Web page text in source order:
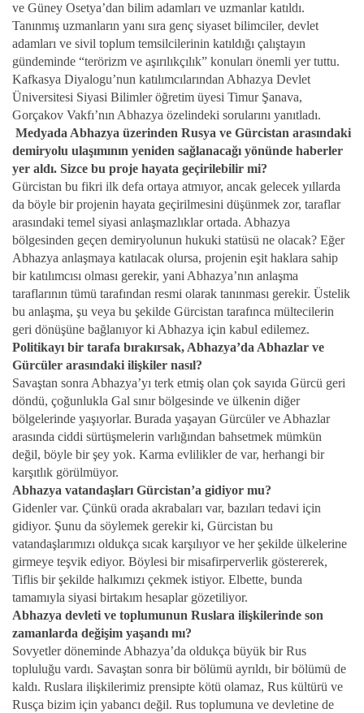
ve Güney Osetya’dan bilim adamları ve uzmanlar katıldı.
Tanınmış uzmanların yanı sıra genç siyaset bilimciler, devlet
adamları ve sivil toplum temsilcilerinin katıldığı çalıştayın
gündeminde “terörizm ve aşırılıkçılık” konuları önemli yer tuttu.
Kafkasya Diyalogu’nun katılımcılarından Abhazya Devlet
Üniversitesi Siyasi Bilimler öğretim üyesi Timur Şanava,
Gorçakov Vakfı’nın Abhazya özelindeki sorularını yanıtladı.
Medyada Abhazya üzerinden Rusya ve Gürcistan arasındaki
demiryolu ulaşımının yeniden sağlanacağı yönünde haberler
yer aldı. Sizce bu proje hayata geçirilebilir mi?
Gürcistan bu fikri ilk defa ortaya atmıyor, ancak gelecek yıllarda
da böyle bir projenin hayata geçirilmesini düşünmek zor, taraflar
arasındaki temel siyasi anlaşmazlıklar ortada. Abhazya
bölgesinden geçen demiryolunun hukuki statüsü ne olacak? Eğer
Abhazya anlaşmaya katılacak olursa, projenin eşit haklara sahip
bir katılımcısı olması gerekir, yani Abhazya’nın anlaşma
taraflarının tümü tarafından resmi olarak tanınması gerekir. Üstelik
bu anlaşma, şu veya bu şekilde Gürcistan tarafınca mültecilerin
geri dönüşüne bağlanıyor ki Abhazya için kabul edilemez.
Politikayı bir tarafa bırakırsak, Abhazya’da Abhazlar ve
Gürcüler arasındaki ilişkiler nasıl?
Savaştan sonra Abhazya’yı terk etmiş olan çok sayıda Gürcü geri
döndü, çoğunlukla Gal sınır bölgesinde ve ülkenin diğer
bölgelerinde yaşıyorlar. Burada yaşayan Gürcüler ve Abhazlar
arasında ciddi sürtüşmelerin varlığından bahsetmek mümkün
değil, böyle bir şey yok. Karma evlilikler de var, herhangi bir
karşıtlık görülmüyor.
Abhazya vatandaşları Gürcistan’a gidiyor mu?
Gidenler var. Çünkü orada akrabaları var, bazıları tedavi için
gidiyor. Şunu da söylemek gerekir ki, Gürcistan bu
vatandaşlarımızı oldukça sıcak karşılıyor ve her şekilde ülkelerine
girmeye teşvik ediyor. Böylesi bir misafirperverlik göstererek,
Tiflis bir şekilde halkımızı çekmek istiyor. Elbette, bunda
tamamıyla siyasi birtakım hesaplar gözetiliyor.
Abhazya devleti ve toplumunun Ruslara ilişkilerinde son
zamanlarda değişim yaşandı mı?
Sovyetler döneminde Abhazya’da oldukça büyük bir Rus
topluluğu vardı. Savaştan sonra bir bölümü ayrıldı, bir bölümü de
kaldı. Ruslara ilişkilerimiz prensipte kötü olamaz, Rus kültürü ve
Rusça bizim için yabancı değil. Rus toplumuna ve devletine de